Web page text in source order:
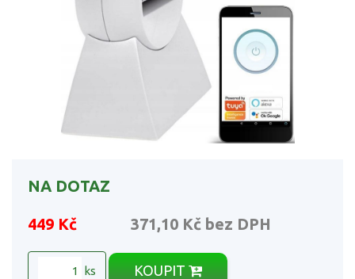
NA DOTAZ
449 Kč 371,10 Kč bez DPH
ks KOUPIT